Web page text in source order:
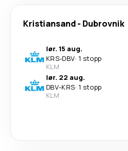
Kristiansand- Dubrovnik
lør. 15 aug.
KRS-DBV· 1 stopp
KLM
lør. 22 aug.
DBV-KRS· 1 stopp
KLM